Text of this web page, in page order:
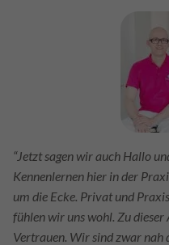
“Jetzt sagen wir auch Hallo
Kennenlernen hier in der
um die Ecke. Privat und
fühlen wir uns wohl. Zu
Vertrauen. Wir sind zwar